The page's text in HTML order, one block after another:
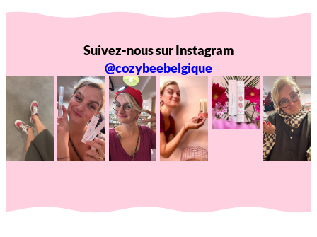
Suivez-nous sur Instagram
@cozybeebelgique